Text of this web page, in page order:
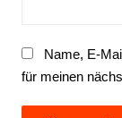
Name, E-
für meinen